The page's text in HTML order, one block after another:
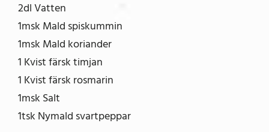
2dl Vatten
1msk Mald spiskummin
1msk Mald koriander
1 Kvist färsk timjan
1 Kvist färsk rosmarin
1msk Salt
1tsk Nymald svartpeppar